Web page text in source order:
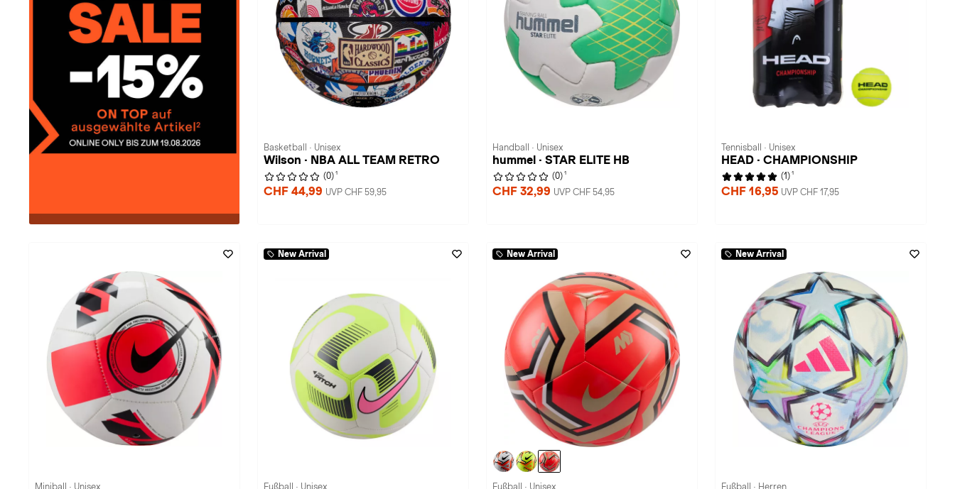
Basketball · Unisex
Wilson · NBA ALL TEAM RETRO
(0) 1
CHF 44,99 UVP CHF 59,95
Handball · Unisex
hummel · STAR ELITE HB
(0) 1
CHF 32,99 UVP CHF 54,95
Tennisball · Unisex
HEAD · CHAMPIONSHIP
(1) 1
CHF 16,95 UVP CHF 17,95
Miniball · Unisex
New Arrival
Fußball · Unisex
New Arrival
Fußball · Unisex
New Arrival
Fußball · Herren